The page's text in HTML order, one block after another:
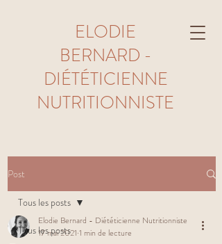
ELODIE
BERNARD -
DIÉTÉTICIENNE
NUTRITIONNISTE
Post
Tous les posts
Tous les posts
Elodie Bernard - Diététicienne Nutritionniste
17 mai 2021 1 min de lecture